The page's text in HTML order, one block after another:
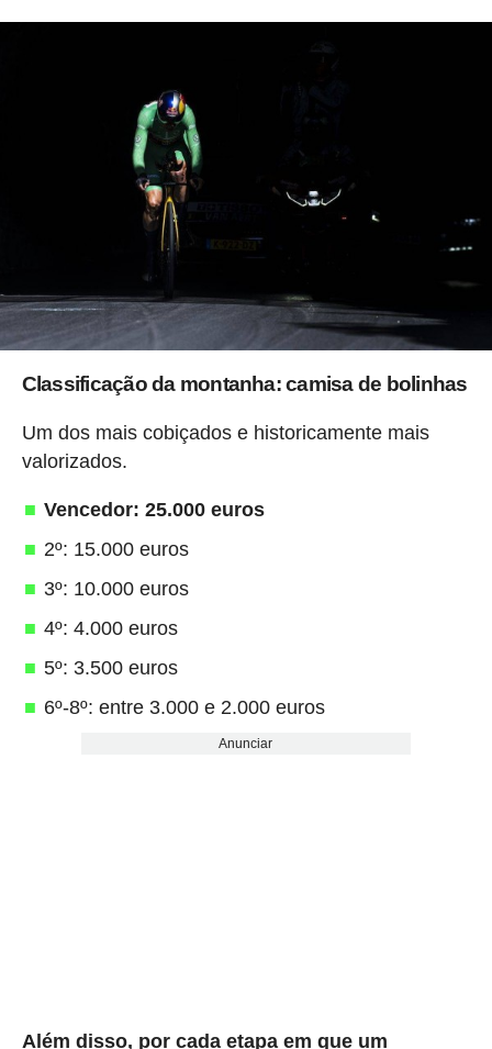
Classificação da montanha: camisa de bolinhas
Um dos mais cobiçados e historicamente mais
valorizados.
Vencedor: 25.000 euros
2º: 15.000 euros
3º: 10.000 euros
4º: 4.000 euros
5º: 3.500 euros
6º-8º: entre 3.000 e 2.000 euros
Anunciar
Além disso, por cada etapa em que um